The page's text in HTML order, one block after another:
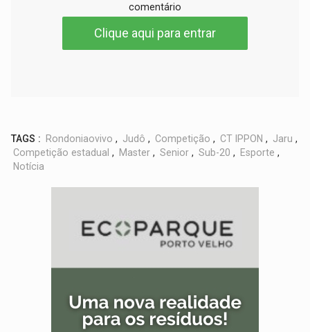
comentário
Clique aqui para entrar
TAGS : Rondoniaovivo , Judô , Competição , CT IPPON , Jaru ,
Competição estadual , Master , Senior , Sub-20 , Esporte ,
Notícia